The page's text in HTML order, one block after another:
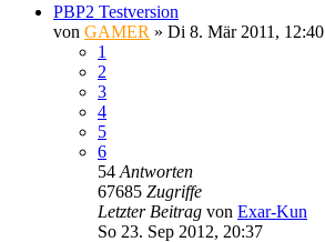
PBP2 Testversion
von GAMER » Di 8. Mär 2011, 12:40
1
2
3
4
5
6
54 Antworten
67685 Zugriffe
Letzter Beitrag von Exar-Kun
So 23. Sep 2012, 20:37